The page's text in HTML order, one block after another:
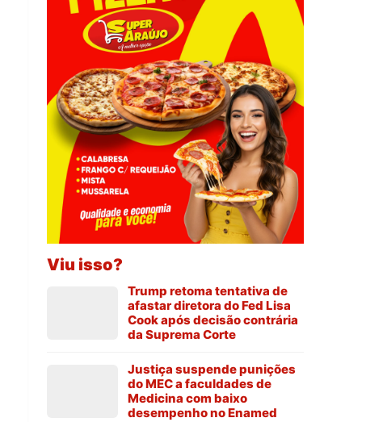
Viu isso?
Trump retoma tentativa de
afastar diretora do Fed Lisa
Cook após decisão contrária
da Suprema Corte
Justiça suspende punições
do MEC a faculdades de
Medicina com baixo
desempenho no Enamed